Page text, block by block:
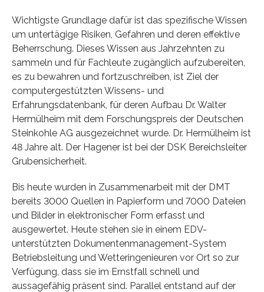
Wichtigste Grundlage dafür ist das spezifische Wissen
um untertägige Risiken, Gefahren und deren effektive
Beherrschung. Dieses Wissen aus Jahrzehnten zu
sammeln und für Fachleute zugänglich aufzubereiten,
es zu bewahren und fortzuschreiben, ist Ziel der
computergestützten Wissens- und
Erfahrungsdatenbank, für deren Aufbau Dr. Walter
Hermülheim mit dem Forschungspreis der Deutschen
Steinkohle AG ausgezeichnet wurde. Dr. Hermülheim ist
48 Jahre alt. Der Hagener ist bei der DSK Bereichsleiter
Grubensicherheit.
Bis heute wurden in Zusammenarbeit mit der DMT
bereits 3000 Quellen in Papierform und 7000 Dateien
und Bilder in elektronischer Form erfasst und
ausgewertet. Heute stehen sie in einem EDV-
unterstützten Dokumentenmanagement-System
Betriebsleitung und Wetteringenieuren vor Ort so zur
Verfügung, dass sie im Ernstfall schnell und
aussagefähig präsent sind. Parallel entstand auf der